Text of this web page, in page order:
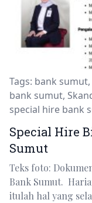
Tags: bank sumut,
bank sumut,
special hire bank
Special Hire
Sumut
Teks foto:
Bank Sumut.
itulah hal yang